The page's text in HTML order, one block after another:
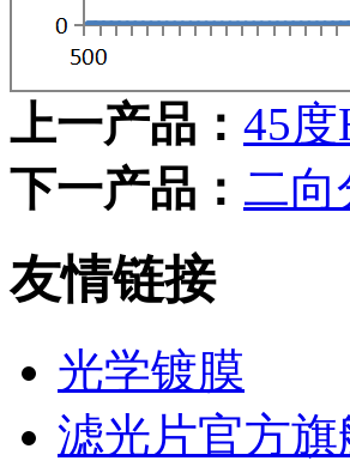
上一产品： 45度
下一产品： 二向
友情链接
光学镀膜
滤光片官方旗